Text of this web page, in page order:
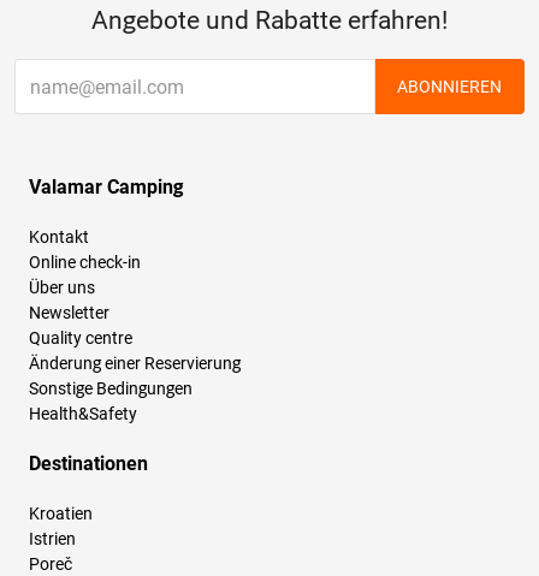
Angebote und Rabatte erfahren!
ABONNIEREN
Valamar Camping
Kontakt
Online check-in
Über uns
Newsletter
Quality centre
Änderung einer Reservierung
Sonstige Bedingungen
Health&Safety
Destinationen
Kroatien
Istrien
Poreč